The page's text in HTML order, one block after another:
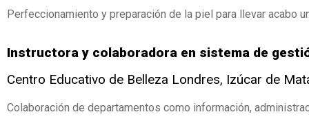
Perfeccionamiento y preparación de la piel para llevar acabo
Instructora y colaboradora en sistema de
Centro Educativo de Belleza Londres, Izúcar de
Colaboración de departamentos como información,